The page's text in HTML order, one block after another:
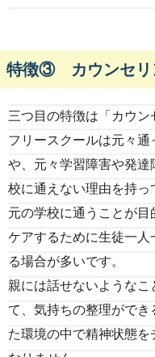
特徴③ カウンセリ
三つ目の特徴は「カウン
フリースクールは元々通
や、元々学習障害や発
校に通えない理由を持っ
元の学校に通うことが
ケアするために生徒一
る場合が多いです。
親には話せないような
て、気持ちの整理がで
た環境の中で精神状態